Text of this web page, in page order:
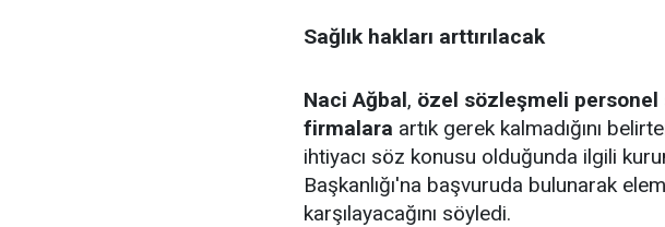
Sağlık hakları arttırılacak
Naci Ağbal, özel sözleşmeli personel
firmalara artık gerek kalmadığını
ihtiyacı söz konusu olduğunda ilgili
Başkanlığı'na başvuruda bulunarak
karşılayacağını söyledi.